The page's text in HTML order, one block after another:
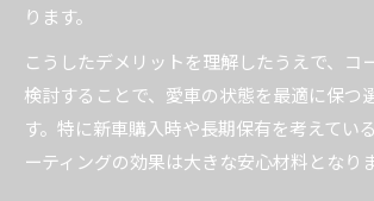
ります。
こうしたデメリットを理解したうえで、コ
検討することで、愛車の状態を最適に保つ
す。特に新車購入時や長期保有を考えてい
ーティングの効果は大きな安心材料となりま